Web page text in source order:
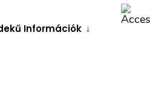
Információk